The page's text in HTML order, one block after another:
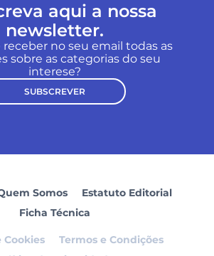
aqui a nossa
newsletter.
receber no seu email todas as
sobre as categorias do seu
interese?
SUBSCREVER
Somos
Estatuto Editorial
Ficha Técnica
Cookies
Termos e Condições